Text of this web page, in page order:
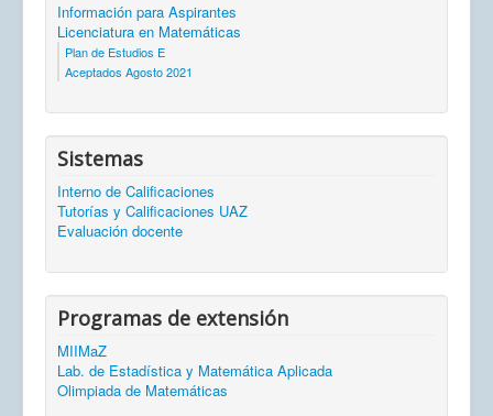
Información para Aspirantes
Licenciatura en Matemáticas
Plan de Estudios E
Aceptados Agosto 2021
Sistemas
Interno de Calificaciones
Tutorías y Calificaciones UAZ
Evaluación docente
Programas de extensión
MIIMaZ
Lab. de Estadística y Matemática Aplicada
Olimpiada de Matemáticas